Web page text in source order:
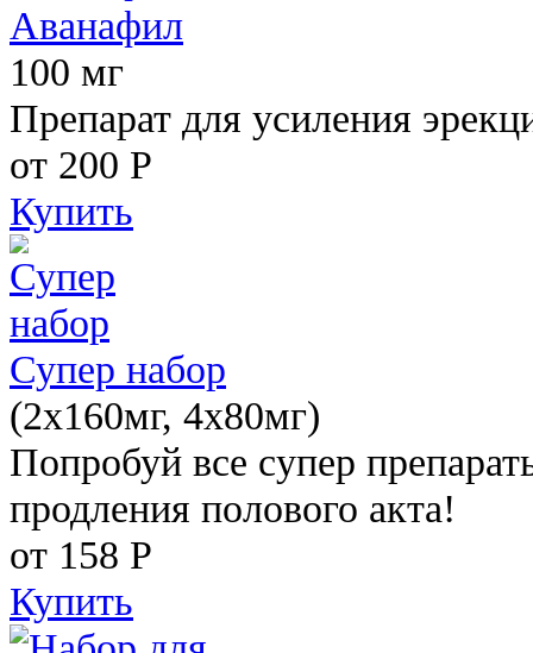
Аванафил
100 мг
Препарат для усиления
от 200 Р
Купить
Супер набор
(2х160мг, 4х80мг)
Попробуй все супер
продления полового акта!
от 158 Р
Купить